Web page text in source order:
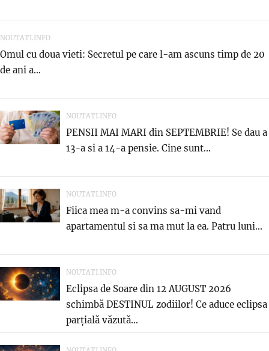
NOUTATI.INFO
Omul cu doua vieti: Secretul pe care l-am ascuns timp de 20
de ani a...
NOUTATI.INFO
PENSII MAI MARI din SEPTEMBRIE! Se dau a
13-a si a 14-a pensie. Cine sunt...
NOUTATI.INFO
Fiica mea m-a convins sa-mi vand
apartamentul si sa ma mut la ea. Patru luni...
NOUTATI.INFO
Eclipsa de Soare din 12 AUGUST 2026
schimbă DESTINUL zodiilor! Ce aduce eclipsa
parțială văzută...